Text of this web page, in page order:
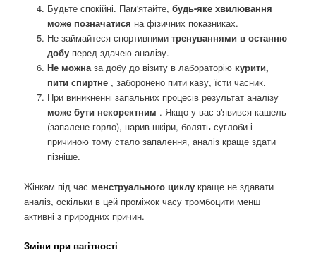
Будьте спокійні. Пам'ятайте, будь-яке хвилювання
може позначатися на фізичних показниках.
Не займайтеся спортивними тренуваннями в останню
добу перед здачею аналізу.
Не можназа добу до візиту в лабораторію курити,
пити спиртне , заборонено пити каву, їсти часник.
При виникненні запальних процесів результат аналізу
може бути некоректним . Якщо у вас з'явився кашель
(запалене горло), нарив шкіри, болять суглоби і
причиною тому стало запалення, аналіз краще здати
пізніше.
Жінкам під час менструального циклукраще не здавати
аналіз, оскільки в цей проміжок часу тромбоцити менш
активні з природних причин.
Зміни при вагітності